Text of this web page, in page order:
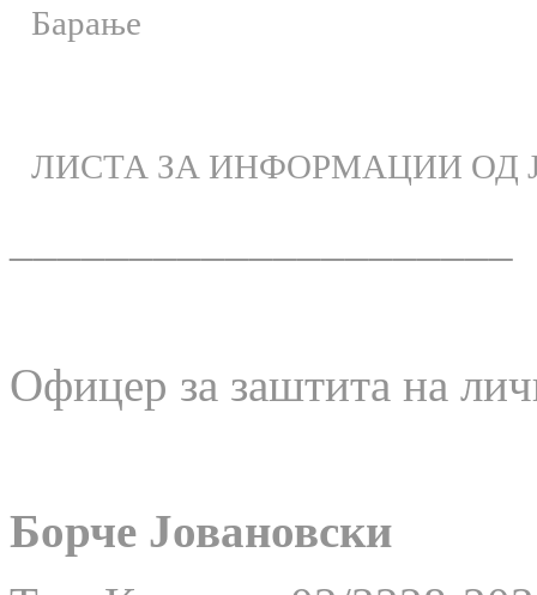
Барање
ЛИСТА ЗА ИНФОРМАЦИИ ОД
Офицер за заштита на
Борче Јовановски